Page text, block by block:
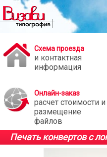
Схема проезда
и контактная
информация
Онлайн-заказ
расчет стоимости и
размещение
файлов
Печать конвертов с